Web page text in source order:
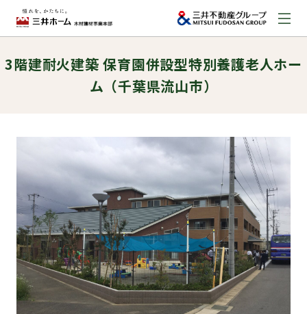
お問い合わせ
資料請求はこちら（外部サイトへのリンク）
事業本部案内
事業内容
建築実例
取扱商品
3階建耐火建築 保育園併設型特別養護老人ホー
ム（千葉県流山市）